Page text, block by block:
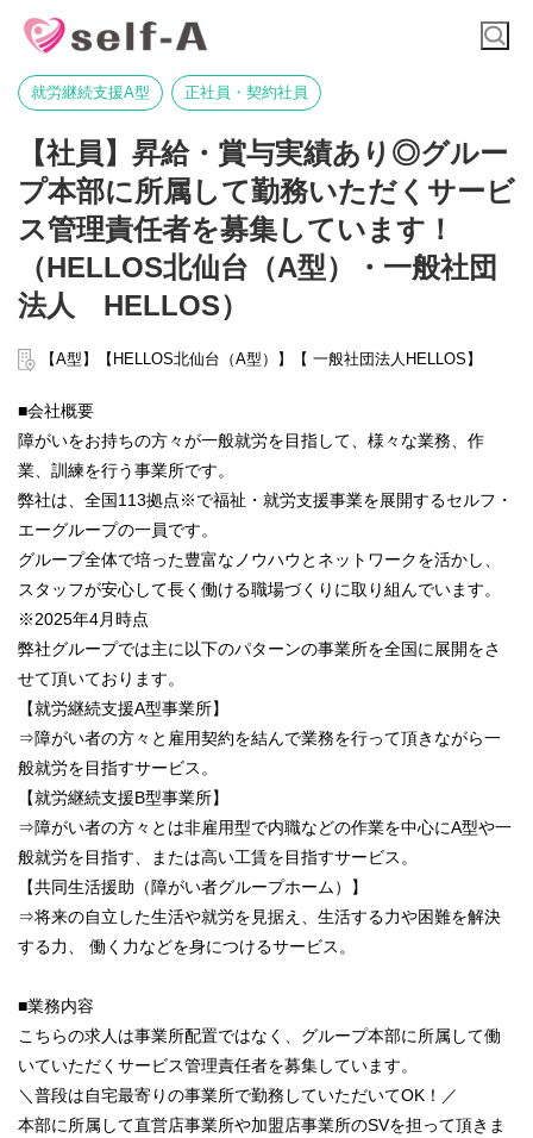
就労継続支援A型 正社員・契約社員
【社員】昇給・賞与実績あり◎グルー
プ本部に所属して勤務いただくサービ
ス管理責任者を募集しています！
（HELLOS北仙台（A型）・一般社団
法人 HELLOS）
【A型】【HELLOS北仙台（A型）】【 一般社団法人HELLOS】
■会社概要
障がいをお持ちの方々が一般就労を目指して、様々な業務、作
業、訓練を行う事業所です。
弊社は、全国113拠点※で福祉・就労支援事業を展開するセルフ・
エーグループの一員です。
グループ全体で培った豊富なノウハウとネットワークを活かし、
スタッフが安心して長く働ける職場づくりに取り組んでいます。
※2025年4月時点
弊社グループでは主に以下のパターンの事業所を全国に展開をさ
せて頂いております。
【就労継続支援A型事業所】
⇒障がい者の方々と雇用契約を結んで業務を行って頂きながら一
般就労を目指すサービス。
【就労継続支援B型事業所】
⇒障がい者の方々とは非雇用型で内職などの作業を中心にA型や一
般就労を目指す、または高い工賃を目指すサービス。
【共同生活援助（障がい者グループホーム）】
⇒将来の自立した生活や就労を見据え、生活する力や困難を解決
する力、 働く力などを身につけるサービス。
■業務内容
こちらの求人は事業所配置ではなく、グループ本部に所属して働
いていただくサービス管理責任者を募集しています。
＼普段は自宅最寄りの事業所で勤務していただいてOK！／
本部に所属して直営店事業所や加盟店事業所のSVを担って頂きま